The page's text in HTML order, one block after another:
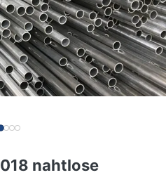
nahtlose